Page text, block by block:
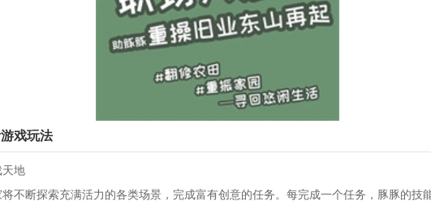
戏玩法
天地
不断探索充满活力的各类场景，完成富有创意的任务。每完成一个任务，豚豚的技